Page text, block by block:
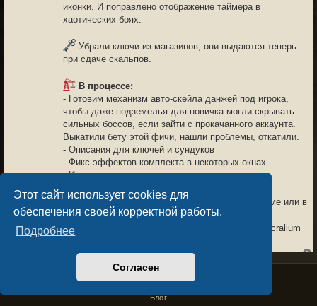
Этот сайт использует cookies для
обеспечения своей корректной работы.
Подробнее
Согласен
иконки. И поправлено отображение таймера в
хаотических боях.
Убрали ключи из магазинов, они выдаются теперь
при сдаче скальпов.
В процессе:
- Готовим механизм авто-скейла данжей под игрока,
чтобы даже подземелья для новичка могли скрывать
сильных боссов, если зайти с прокачанного аккаунта.
Выкатили бету этой фичи, нашли проблемы, откатили.
- Описания для ключей и сундуков
- Фикс эффектов комплекта в некоторых окнах
- И многое другое
Обсудить обновление можно здесь на форуме или в
чате канала https://t.me/sacraliumchat
Спасибо всем, кто с нами и помогает делать Sacralium
NEUK 03.04.26 15:44
Privacy PolicyLicense Agreement
Copyright © Sacralium Games 2023-
Блог